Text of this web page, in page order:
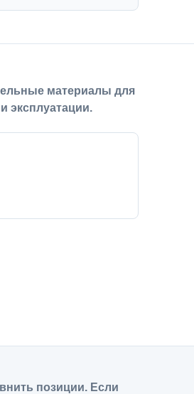
материалы для
эксплуатации.
позиции. Если